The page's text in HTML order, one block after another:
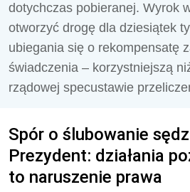
dotychczas pobieranej. Wyrok
otworzyć drogę dla dziesiątek
ubiegania się o rekompensatę
świadczenia – korzystniejszą
rządowej specustawie
Spór o ślubowanie
Prezydent: działania
to naruszenie prawa